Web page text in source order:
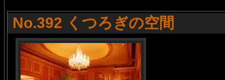
No.392 くつろぎの空間